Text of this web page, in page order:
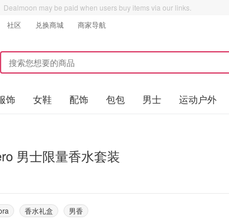
Dealmoon may be paid when users buy items via our links.
社区 兑换商城 商家导航
饰 女鞋 配饰 包包 男士 运动户外
男士限量香水套装
香水礼盒 男香